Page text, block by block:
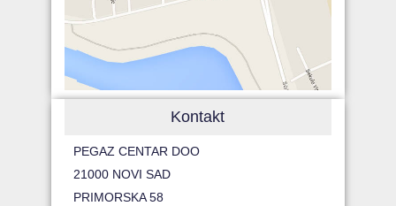
Kontakt
PEGAZ CENTAR DOO
21000 NOVI SAD
PRIMORSKA 58